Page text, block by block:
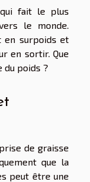
qui fait le plus
le monde.
en surpoids et
en sortir. Que
du poids ?
de graisse
que la
peut être une